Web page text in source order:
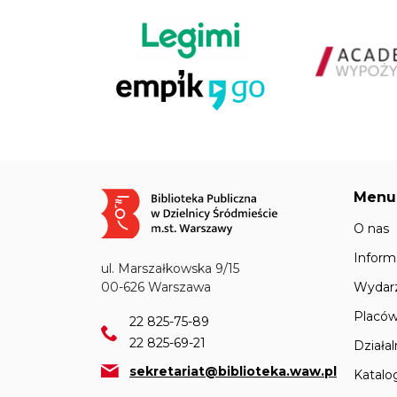
Obraz
ul. Marszałkowska 9/15
00-626 Warszawa
22 825-75-89
22 825-69-21
sekretariat@biblioteka.waw.pl
Menu
O nas